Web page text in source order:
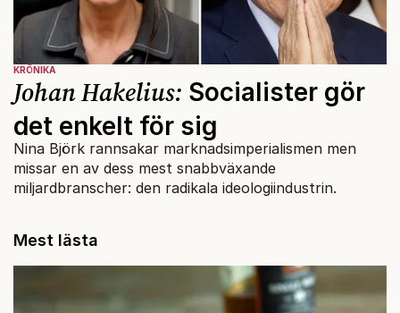
KRÖNIKA
Johan Hakelius: Socialister gör
det enkelt för sig
Nina Björk rannsakar marknadsimperialismen men
missar en av dess mest snabbväxande
miljardbranscher: den radikala ideologiindustrin.
Mest lästa